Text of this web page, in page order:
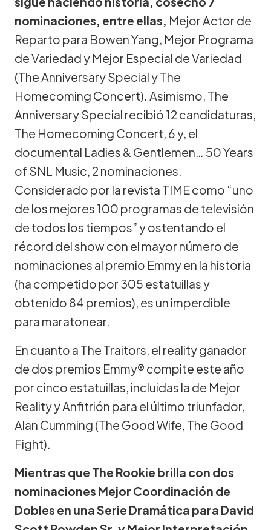
nominaciones, entre ellas, Mejor Actor de
Reparto para Bowen Yang, Mejor Programa
de Variedad y Mejor Especial de Variedad
(The Anniversary Special y The
Homecoming Concert). Asimismo, The
Anniversary Special recibió 12 candidaturas,
The Homecoming Concert, 6 y, el
documental Ladies & Gentlemen… 50 Years
of SNL Music, 2 nominaciones.
Considerado por la revista TIME como “uno
de los mejores 100 programas de televisión
de todos los tiempos” y ostentando el
récord del show con el mayor número de
nominaciones al premio Emmy en la historia
(ha competido por 305 estatuillas y
obtenido 84 premios), es un imperdible
para maratonear.
En cuanto a The Traitors, el reality ganador
de dos premios Emmy® compite este año
por cinco estatuillas, incluidas la de Mejor
Reality y Anfitrión para el último triunfador,
Alan Cumming (The Good Wife, The Good
Fight).
Mientras que The Rookie brilla con dos
nominaciones Mejor Coordinación de
Dobles en una Serie Dramática para David